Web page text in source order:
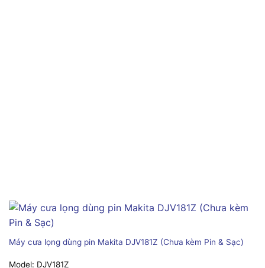
Máy cưa lọng dùng pin Makita DJV181Z (Chưa kèm Pin & Sạc)
Model: DJV181Z